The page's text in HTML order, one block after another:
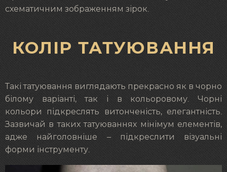
схематичним зображенням зірок.
КОЛІР ТАТУЮВАННЯ
Такі татуювання виглядають прекрасно як в чорно
білому варіанті, так і в кольоровому. Чорні
кольори підкреслять витонченість, елегантність.
Зазвичай в таких татуюваннях мінімум елементів,
адже найголовніше – підкреслити візуальні
форми інструменту.